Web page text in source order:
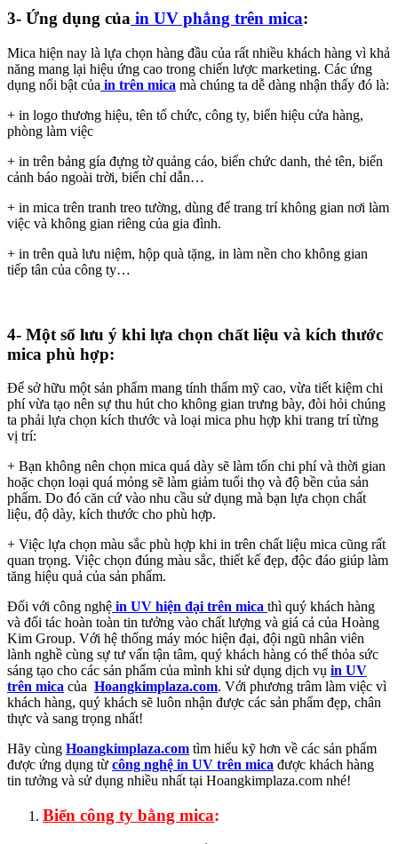
3- Ứng dụng của in UV phẳng trên mica:
Mica hiện nay là lựa chọn hàng đầu của rất nhiều khách hàng vì khả
năng mang lại hiệu ứng cao trong chiến lược marketing. Các ứng
dụng nổi bật của in trên mica mà chúng ta dễ dàng nhận thấy đó là:
+ in logo thương hiệu, tên tổ chức, công ty, biển hiệu cửa hàng,
phòng làm việc
+ in trên bảng gía đựng tờ quảng cáo, biển chức danh, thẻ tên, biển
cảnh báo ngoài trời, biển chỉ dẫn…
+ in mica trên tranh treo tường, dùng để trang trí không gian nơi làm
việc và không gian riêng của gia đình.
+ in trên quà lưu niệm, hộp quà tặng, in làm nền cho không gian
tiếp tân của công ty…
4- Một số lưu ý khi lựa chọn chất liệu và kích thước
mica phù hợp:
Để sở hữu một sản phẩm mang tính thẩm mỹ cao, vừa tiết kiệm chi
phí vừa tạo nên sự thu hút cho không gian trưng bày, đòi hỏi chúng
ta phải lựa chọn kích thước và loại mica phu hợp khi trang trí từng
vị trí:
+ Bạn không nên chọn mica quá dày sẽ làm tốn chi phí và thời gian
hoặc chọn loại quá mỏng sẽ làm giảm tuổi thọ và độ bền của sản
phẩm. Do đó căn cứ vào nhu cầu sử dụng mà bạn lựa chọn chất
liệu, độ dày, kích thước cho phù hợp.
+ Việc lựa chọn màu sắc phù hợp khi in trên chất liệu mica cũng rất
quan trọng. Việc chọn đúng màu sắc, thiết kế đẹp, độc đáo giúp làm
tăng hiệu quả của sản phẩm.
Đối với công nghệ in UV hiện đại trên mica thì quý khách hàng
và đối tác hoàn toàn tin tưởng vào chất lượng và giá cả của Hoàng
Kim Group. Với hệ thống máy móc hiện đại, đội ngũ nhân viên
lành nghề cùng sự tư vấn tận tâm, quý khách hàng có thể thỏa sức
sáng tạo cho các sản phẩm của mình khi sử dụng dịch vụ in UV
trên mica của Hoangkimplaza.com. Với phương trâm làm việc vì
khách hàng, quý khách sẽ luôn nhận được các sản phẩm đẹp, chân
thực và sang trọng nhất!
Hãy cùng Hoangkimplaza.com tìm hiểu kỹ hơn về các sản phẩm
được ứng dụng từ công nghệ in UV trên mica được khách hàng
tin tưởng và sử dụng nhiều nhất tại Hoangkimplaza.com nhé!
Biển công ty bằng mica: